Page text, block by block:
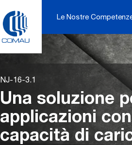
Le Nostre
NJ-16-3.1
Una soluzione
applicazioni
capacità di